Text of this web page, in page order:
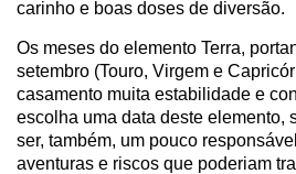
carinho e boas doses de diversão.
Os meses do elemento Terra,
setembro (Touro, Virgem e
casamento muita estabilidade e
escolha uma data deste elemento,
ser, também, um pouco
aventuras e riscos que poderiam